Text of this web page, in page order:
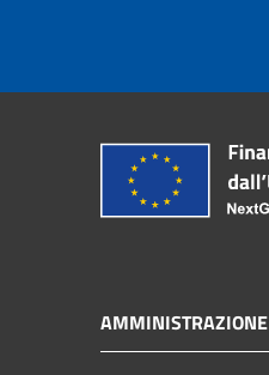
AMMINISTRAZIONE